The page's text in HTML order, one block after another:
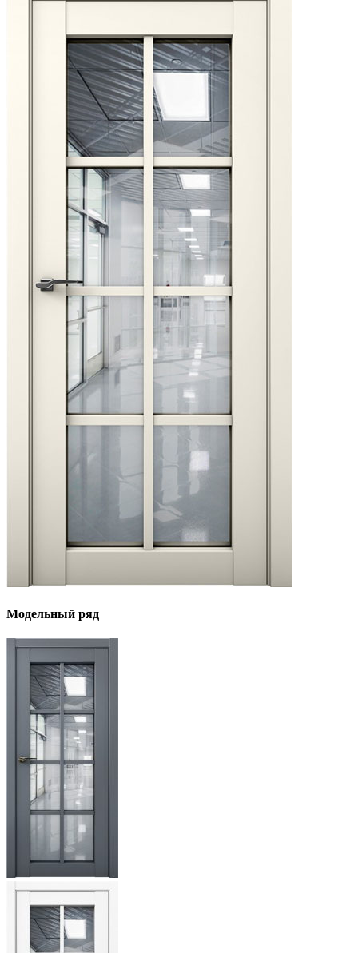
Модельный ряд